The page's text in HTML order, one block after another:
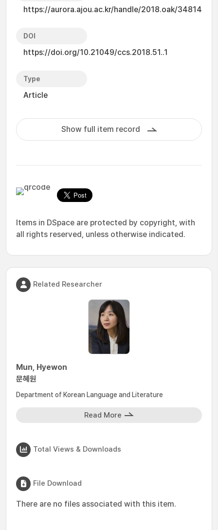
https://aurora.ajou.ac.kr/handle/2018.oak/34814
DOI
https://doi.org/10.21049/ccs.2018.51..1
Type
Article
Show full item record
Items in DSpace are protected by copyright, with
all rights reserved, unless otherwise indicated.
Related Researcher
Mun, Hyewon
문혜원
Department of Korean Language and Literature
Read More
Total Views & Downloads
File Download
There are no files associated with this item.